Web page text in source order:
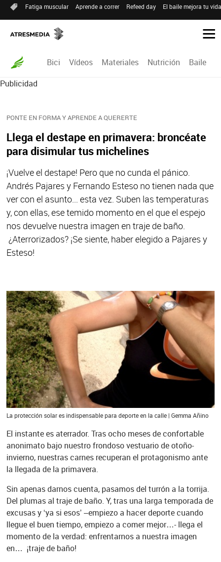
Fatiga muscular Aprende a correr Refeed day El baile mejora tu
Bici Vídeos Materiales Nutrición Baile
Publicidad
PONTE EN FORMA Y APRENDE A QUERERTE
Llega el destape en primavera: broncéate
para disimular tus michelines
¡Vuelve el destape! Pero que no cunda el pánico.
Andrés Pajares y Fernando Esteso no tienen nada que
ver con el asunto... esta vez. Suben las temperaturas
y, con ellas, ese temido momento en el que el espejo
nos devuelve nuestra imagen en traje de baño.
¿Aterrorizados? ¡Se siente, haber elegido a Pajares y
Esteso!
La protección solar es indispensable para deporte en la calle | Gemma Añino
El instante es aterrador. Tras ocho meses de confortable
anonimato bajo nuestro frondoso vestuario de otoño-
invierno, nuestras carnes recuperan el protagonismo ante
la llegada de la primavera.
Sin apenas darnos cuenta, pasamos del turrón a la torrija.
Del plumas al traje de baño. Y, tras una larga temporada de
excusas y ‘ya si esos’ –empiezo a hacer deporte cuando
llegue el buen tiempo, empiezo a comer mejor…- llega el
momento de la verdad: enfrentarnos a nuestra imagen
en… ¡traje de baño!